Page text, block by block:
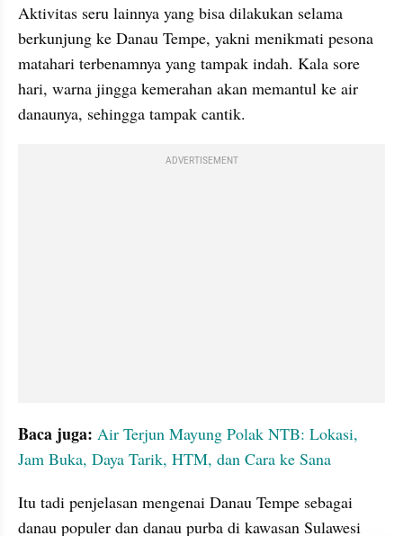
Aktivitas seru lainnya yang bisa dilakukan selama
berkunjung ke Danau Tempe, yakni menikmati pesona
matahari terbenamnya yang tampak indah. Kala sore
hari, warna jingga kemerahan akan memantul ke air
danaunya, sehingga tampak cantik.
ADVERTISEMENT
Baca juga: Air Terjun Mayung Polak NTB: Lokasi,
Jam Buka, Daya Tarik, HTM, dan Cara ke Sana
Itu tadi penjelasan mengenai Danau Tempe sebagai
danau populer dan danau purba di kawasan Sulawesi